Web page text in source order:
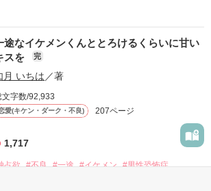
いのに
ない笑顔を向けてくる。
恋が再び動き始める合図──。
*:ﾟ✨.ﾟ･*..☆.｡.:*✨
作品を読む
途なイケメンくんととろけるくらいに甘い
スを
完
月 いちは／著
文字数/92,933
愛(キケン・ダーク・不良) 207ページ
1,717
占欲 #不良 #一途 #イケメン #男性恐怖症